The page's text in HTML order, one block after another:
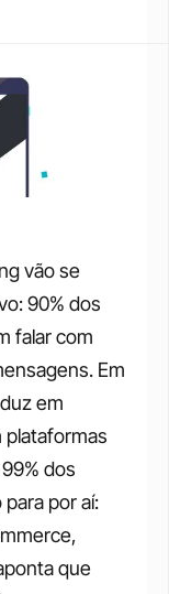
vão se
90% dos
falar com
Em
em
plataformas
dos
por aí:
que